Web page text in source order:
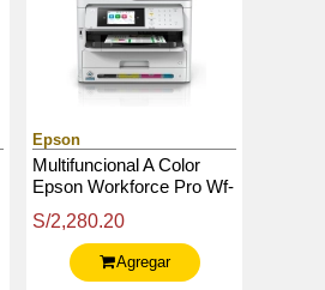
Epson
Multifuncional A Color
Epson Workforce Pro Wf-
Escanea / Copia / Fax /
Lan / Wifi.
S/2,280.20
Agregar